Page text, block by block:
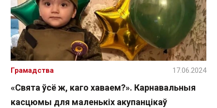
«Свята ўсё ж, каго хаваем?». Карнавальныя
касцюмы для маленькіх акупанцікаў
Грамадства 17.06.2024